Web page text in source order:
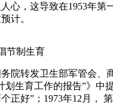
心，这导致在1953年第
计。
节制生育
转发卫生部军管会、
划生育工作的报告”》中
正好”；1973年12月，